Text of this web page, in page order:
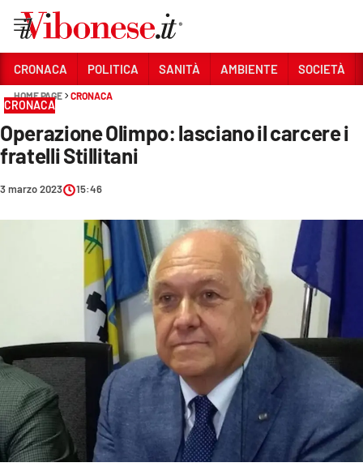
Sezioni
CRONACA
POLITICA
SANITÀ
ECONOMIA E LAVORO
EVENTI
SPORT
Streaming
CRONACA POLITICA SANITÀ AMBIENTE SOCIETÀ
HOME PAGE CRONACA
CRONACA
Operazione Olimpo: lasciano il carcere i
fratelli Stillitani
3 marzo 2023 15:46